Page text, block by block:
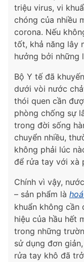
triệu virus, vi
chóng của nhiều
corona. Nếu
tốt, khả năng lây
hưởng bởi những
Bộ Y tế đã
dưới vòi nước
thói quen cần
phòng chống sự
trong đời sống
chuyển nhiều,
không phải lúc
để rửa tay với xà
Chính vì vậy,
– sản phẩm là
khuẩn không cần
hiệu của hầu hết
trong những
sử dụng đơn
rửa tay khô đã